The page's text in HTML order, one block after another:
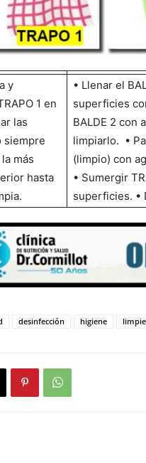
y
1 en
las
siempre
más
hasta
• Llenar el
superficies
BALDE 2 con
limpiarlo. •
(limpio) con
• Sumergir
superficies. •
desinfección higiene